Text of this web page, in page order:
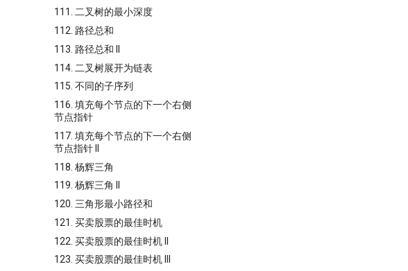
111. 二叉树的最小深度
112. 路径总和
113. 路径总和 II
114. 二叉树展开为链表
115. 不同的子序列
116. 填充每个节点的下一个右侧
节点指针
117. 填充每个节点的下一个右侧
节点指针 II
118. 杨辉三角
119. 杨辉三角 II
120. 三角形最小路径和
121. 买卖股票的最佳时机
122. 买卖股票的最佳时机 II
123. 买卖股票的最佳时机 III